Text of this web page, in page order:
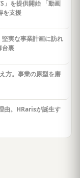
」を提供開始 「動画
を支援
実な事業計画に訪れ
台裏
方。事業の原型を磨
由。HRarisが誕生す